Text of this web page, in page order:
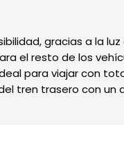
gracias a la
el resto de los
para viajar con
tren trasero con un